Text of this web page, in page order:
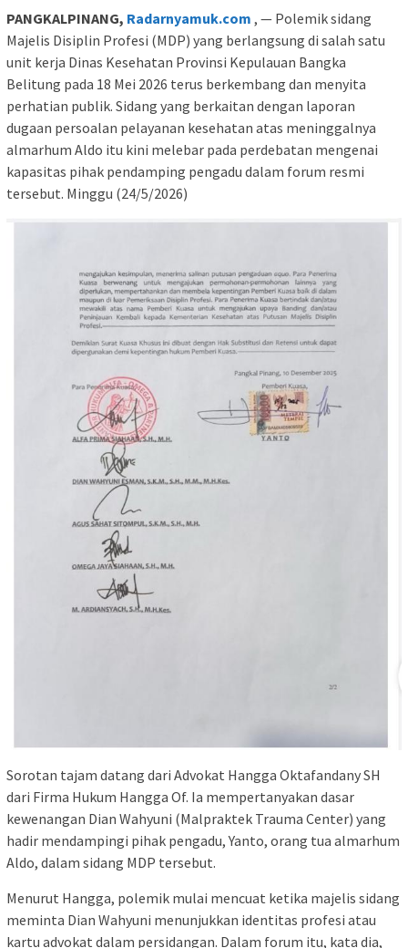
PANGKALPINANG, Radarnyamuk.com , — Polemik sidang
Majelis Disiplin Profesi (MDP) yang berlangsung di salah satu
unit kerja Dinas Kesehatan Provinsi Kepulauan Bangka
Belitung pada 18 Mei 2026 terus berkembang dan menyita
perhatian publik. Sidang yang berkaitan dengan laporan
dugaan persoalan pelayanan kesehatan atas meninggalnya
almarhum Aldo itu kini melebar pada perdebatan mengenai
kapasitas pihak pendamping pengadu dalam forum resmi
tersebut. Minggu (24/5/2026)
Sorotan tajam datang dari Advokat Hangga Oktafandany SH
dari Firma Hukum Hangga Of. Ia mempertanyakan dasar
kewenangan Dian Wahyuni (Malpraktek Trauma Center) yang
hadir mendampingi pihak pengadu, Yanto, orang tua almarhum
Aldo, dalam sidang MDP tersebut.
Menurut Hangga, polemik mulai mencuat ketika majelis sidang
meminta Dian Wahyuni menunjukkan identitas profesi atau
kartu advokat dalam persidangan. Dalam forum itu, kata dia,